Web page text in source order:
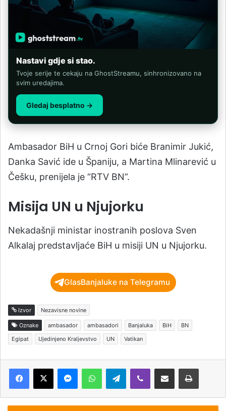
Nastavi gdje si stao.
Tvoje serije te cekaju na GhostStreamu, sinhronizovano na
svim uredajima.
Gledaj besplatno →
Ambasador BiH u Crnoj Gori biće Branimir Jukić,
Danka Savić ide u Španiju, a Martina Mlinarević u
Češku, prenijela je “RTV BN”.
Misija UN u Njujorku
Nekadašnji ministar inostranih poslova Sven
Alkalaj predstavljaće BiH u misiji UN u Njujorku.
GlasBanjaluke na Telegramu
Izvor Nezavisne novine
Oznake ambasador ambasadori Banjaluka BiH
BN
Egipat
Ujedinjeno Kraljevstvo UN Vatikan
Telegram